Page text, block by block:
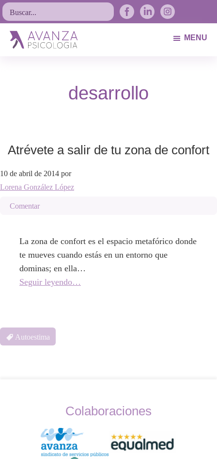
Saltar
a
navegación
Saltar
al
contenido
principal
Saltar
al
pie
Buscar...
MENU
desarrollo
Atrévete a salir de tu zona de confort
10 de abril de 2014 por
Lorena González López
Comentar
La zona de confort es el espacio metafórico donde
te mueves cuando estás en un entorno que
dominas; en ella…
Seguir leyendo…
Autoestima
Colaboraciones